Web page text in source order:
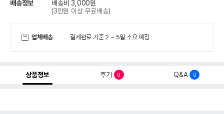
배송정보
배송비 3,000원
(3만원 이상 무료배송)
업체배송 결제완료 기준 2 ~ 5일 소요 예정
상품정보 후기 0 Q&A 0